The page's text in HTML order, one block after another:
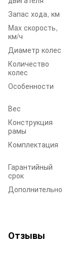
Запас хода, км
Max скорость,
км/ч
Диаметр колес
Количество
колес
Особенности
Вес
Конструкция
рамы
Комплектация
Гарантийный
срок
Дополнительно
Отзывы